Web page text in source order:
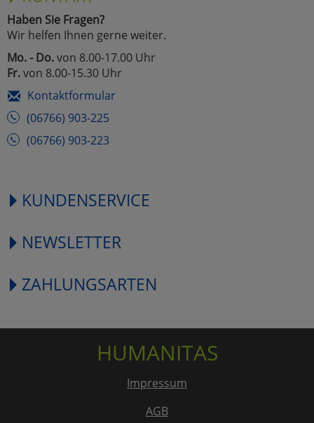
Haben Sie Fragen?
Wir helfen Ihnen gerne weiter.
Mo. - Do.von 8.00-17.00 Uhr
Fr.von 8.00-15.30 Uhr
Kontaktformular
(06766) 903-225
(06766) 903-223
KUNDENSERVICE
NEWSLETTER
ZAHLUNGSARTEN
HUMANITAS
Impressum
AGB